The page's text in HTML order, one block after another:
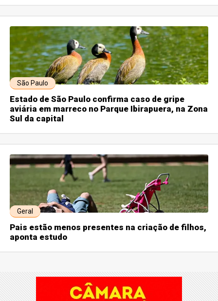
São Paulo
Estado de São Paulo confirma caso de gripe
aviária em marreco no Parque Ibirapuera, na Zona
Sul da capital
Geral
Pais estão menos presentes na criação de filhos,
aponta estudo